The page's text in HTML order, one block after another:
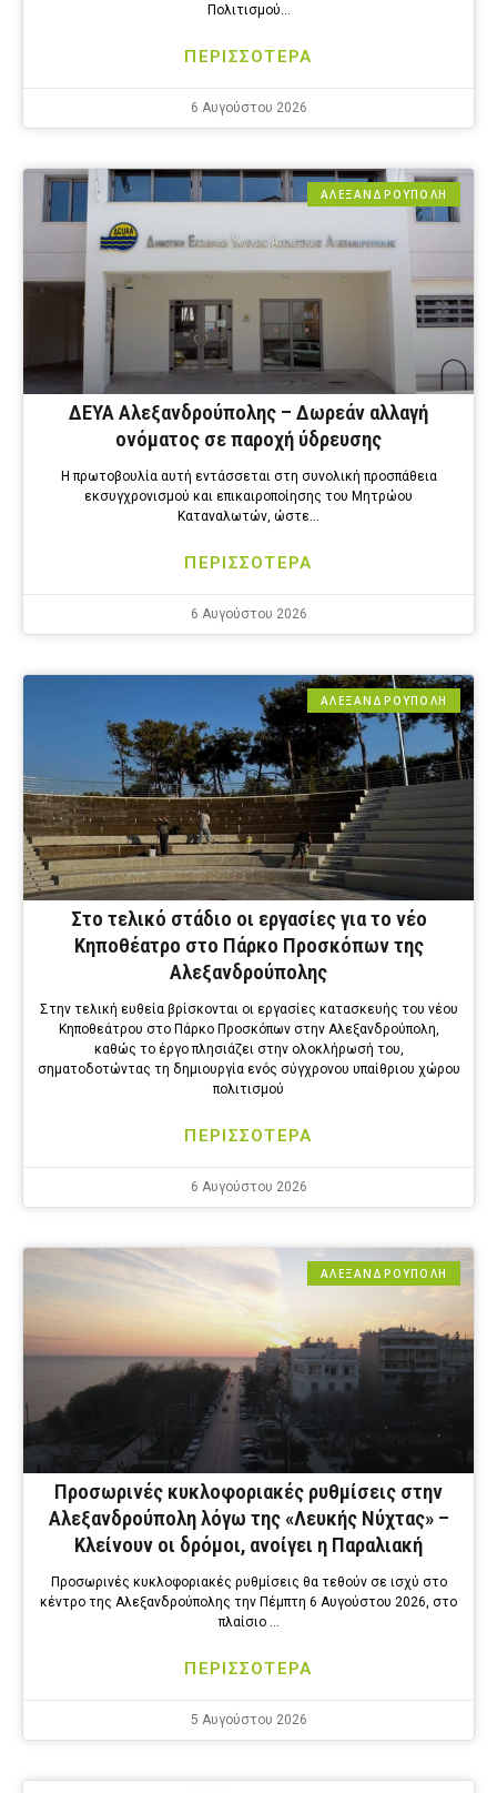
Πολιτισμού…
ΠΕΡΙΣΣΟΤΕΡΑ
6 Αυγούστου 2026
ΑΛΕΞΑΝΔΡΟΎΠΟΛΗ
ΔΕΥΑ Αλεξανδρούπολης – Δωρεάν αλλαγή
ονόματος σε παροχή ύδρευσης
Η πρωτοβουλία αυτή εντάσσεται στη συνολική προσπάθεια
εκσυγχρονισμού και επικαιροποίησης του Μητρώου
Καταναλωτών, ώστε…
ΠΕΡΙΣΣΟΤΕΡΑ
6 Αυγούστου 2026
ΑΛΕΞΑΝΔΡΟΎΠΟΛΗ
Στο τελικό στάδιο οι εργασίες για το νέο
Κηποθέατρο στο Πάρκο Προσκόπων της
Αλεξανδρούπολης
Στην τελική ευθεία βρίσκονται οι εργασίες κατασκευής του νέου
Κηποθεάτρου στο Πάρκο Προσκόπων στην Αλεξανδρούπολη,
καθώς το έργο πλησιάζει στην ολοκλήρωσή του,
σηματοδοτώντας τη δημιουργία ενός σύγχρονου υπαίθριου χώρου
πολιτισμού
ΠΕΡΙΣΣΟΤΕΡΑ
6 Αυγούστου 2026
ΑΛΕΞΑΝΔΡΟΎΠΟΛΗ
Προσωρινές κυκλοφοριακές ρυθμίσεις στην
Αλεξανδρούπολη λόγω της «Λευκής Νύχτας» –
Κλείνουν οι δρόμοι, ανοίγει η Παραλιακή
Προσωρινές κυκλοφοριακές ρυθμίσεις θα τεθούν σε ισχύ στο
κέντρο της Αλεξανδρούπολης την Πέμπτη 6 Αυγούστου 2026, στο
πλαίσιο …
ΠΕΡΙΣΣΟΤΕΡΑ
5 Αυγούστου 2026